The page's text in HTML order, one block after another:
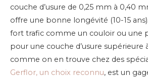
couche d’usure de 0,25 mm à 0,40
offre une bonne longévité (10-15
fort trafic comme un couloir ou une
pour une couche d’usure supérieure
comme on en trouve chez des
Gerflor, un choix reconnu, est un